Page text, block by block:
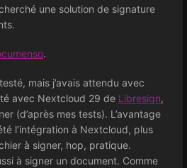
une solution de signature
.
mais j’avais attendu avec
avec Nextcloud 29 de Libresign,
(d’après mes tests). L’avantage
l’intégration à Nextcloud, plus
à signer, hop, pratique.
à signer un document. Comme